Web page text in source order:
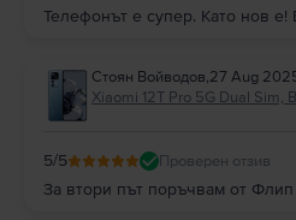
Телефонът е супер. Като нов е!
Стоян Войводов,27 Aug
Xiaomi 12T Pro 5G Dual Sim,
5/5 Проверен отзив
За втори път поръчвам от